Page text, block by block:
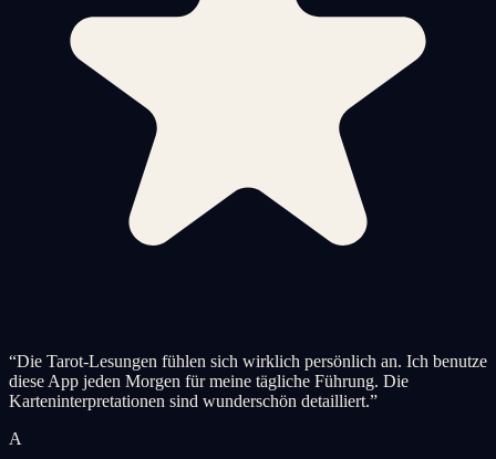
“Die Tarot-Lesungen fühlen sich wirklich persönlich an. Ich benutze
diese App jeden Morgen für meine tägliche Führung. Die
Karteninterpretationen sind wunderschön detailliert.”
A